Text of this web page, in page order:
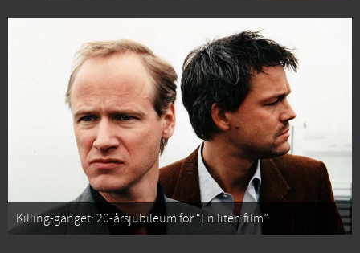
Killing-gänget: 20-årsjubileum för “En liten film”